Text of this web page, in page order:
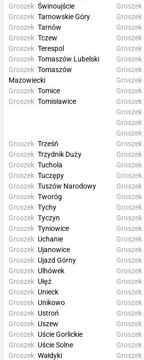
Groszek Świnoujście
Groszek
Groszek Tarnowskie Góry
Groszek Tarnów
Groszek Tczew
Groszek Terespol
Groszek
Groszek
Groszek
Groszek
Groszek Tomaszów Lubelski
Groszek Tomaszów
Mazowiecki
Groszek Tomice
Groszek Tomisławice
Groszek
Groszek
Groszek
Groszek
Groszek
Groszek
Groszek
Groszek
Groszek Trześń
Groszek Trzydnik Duży
Groszek Tuchola
Groszek Tuczępy
Groszek
Groszek
Groszek
Groszek
Groszek Tuszów Narodowy
Groszek Tworóg
Groszek Tychy
Groszek Tyczyn
Groszek
Groszek
Groszek
Groszek
Groszek Tyniowice
Groszek Uchanie
Groszek Ujanowice
Groszek Ujazd Górny
Groszek
Groszek
Groszek
Groszek
Groszek Ulhówek
Groszek Ułęż
Groszek Unieck
Groszek Unikowo
Groszek
Groszek
Groszek
Groszek
Groszek Ustroń
Groszek Uszew
Groszek Uście Gorlickie
Groszek Uście Solne
Groszek
Groszek
Groszek
Groszek
Groszek Wałdyki
Groszek